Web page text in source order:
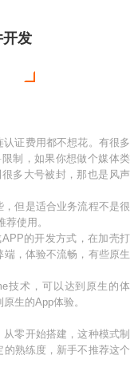
发
证费用都不想花。有很多
制，如果你想做个媒体类
多大号被封，那也是风声
但是适合业务流程不是很
使用。
的开发方式，在加壳打
，体验不流畅，有些原生
技术，可以达到原生的体
生的App体验。
零开始搭建，这种模式制
熟练度，新手不推荐这个